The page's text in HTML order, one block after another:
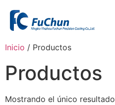
Inicio / Productos
Productos
Mostrando el único resultado